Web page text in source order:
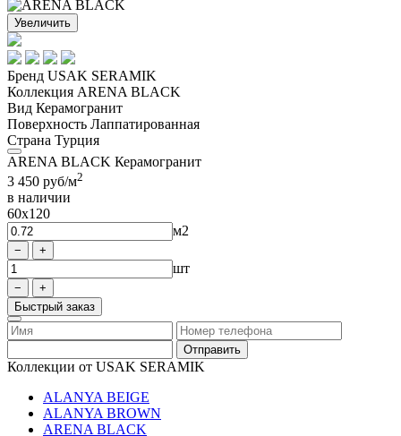
Увеличить
Бренд USAK SERAMIK
Коллекция ARENA BLACK
Вид Керамогранит
Поверхность Лаппатированная
Страна Турция
ARENA BLACK Керамогранит
3 450 руб/м2
в наличии
60x120
м2
шт
Быстрый заказ
Коллекции от USAK SERAMIK
ALANYA BEIGE
ALANYA BROWN
ARENA BLACK